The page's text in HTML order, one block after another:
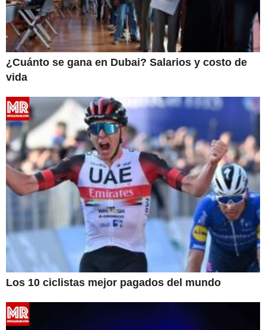
¿Cuánto se gana en Dubai? Salarios y costo de
vida
Los 10 ciclistas mejor pagados del mundo